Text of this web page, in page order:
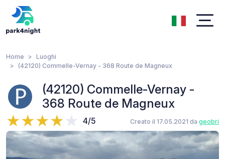
Home
Luoghi
(42120) Commelle-Vernay - 368 Route de Magneux
(42120) Commelle-Vernay -
368 Route de Magneux
4/5 Creato il 17.05.2021 da geobri